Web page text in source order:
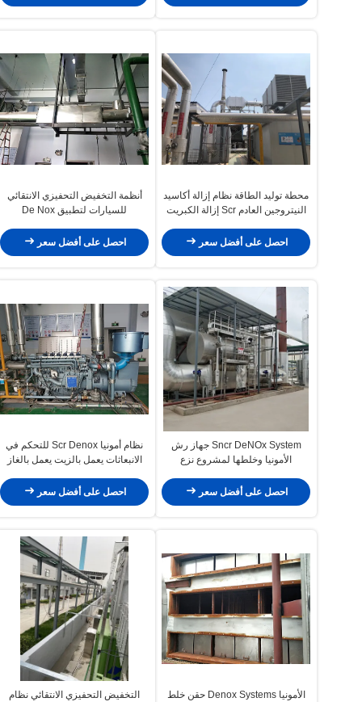
محطة توليد الطاقة نظام إزالة أكاسيد
النيتروجين العادم Scr إزالة الكبريت
احصل على أفضل سعر
أنظمة التخفيض التحفيزي الانتقائي
للسيارات لتطبيق De Nox
احصل على أفضل سعر
Sncr DeNOx System جهاز رش
الأمونيا وخلطها لمشروع نزع
احصل على أفضل سعر
نظام أمونيا Scr Denox للتحكم في
الانبعاثات يعمل بالزيت يعمل بالغاز
احصل على أفضل سعر
الأمونيا Denox Systems حقن خلط
التخفيض التحفيزي الانتقائي نظام